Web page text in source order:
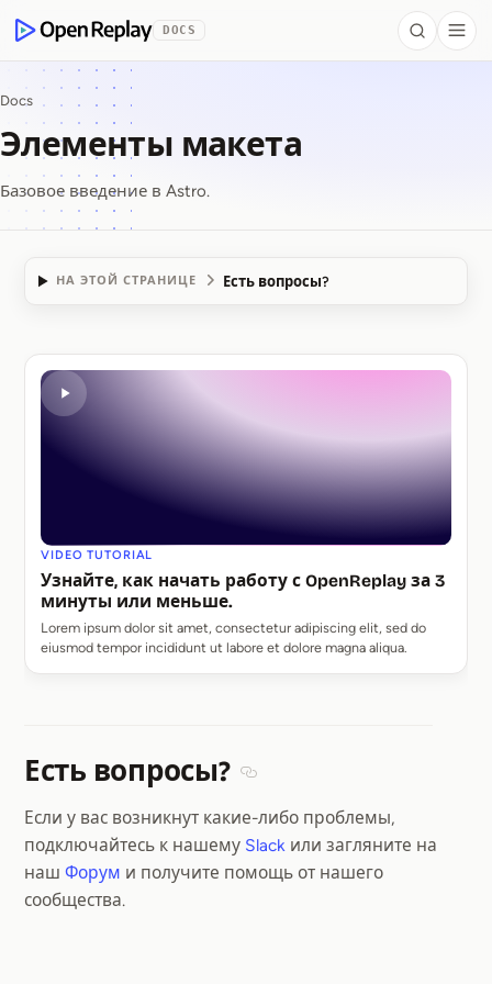
OpenReplay
DOCS Search
Docs
Элементы макета
Базовое введение в Astro.
НА ЭТОЙ СТРАНИЦЕ Есть вопросы?
Элементы макета
VIDEO TUTORIAL
Узнайте, как начать работу с OpenReplay за 3
минуты или меньше.
Lorem ipsum dolor sit amet, consectetur adipiscing elit, sed do
eiusmod tempor incididunt ut labore et dolore magna aliqua.
Есть вопросы?
Если у вас возникнут какие-либо проблемы,
подключайтесь к нашему Slack или загляните на
наш Форум и получите помощь от нашего
сообщества.